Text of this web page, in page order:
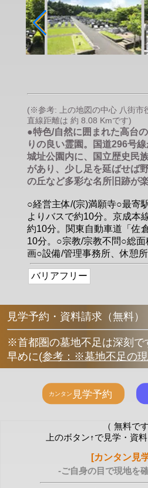
(※参考: 上の地図の中心 八街市
直線距離は 約 8.08 Kmです)
●特色/自然に囲まれた高台
りの良い霊園。国道296号
城址公園内に、国立歴史民
があり、少し足を延ばせば
の丘など多彩な名所旧跡が
○経営主体/(宗)満願寺○最寄
よりバスで約10分。京成本
約10分。関東自動車道「佐
10分。○宗教/宗教不問○総
画○設備/管理事務所、休憩
バリアフリー
見学予約・資料請求（無料）
※首都圏の墓地不足は深刻で
早めに(参考：※墓地不足の
（ 無料です
上のボタン↑で見学・資
[カンタン見
-ご自身の目で現地を